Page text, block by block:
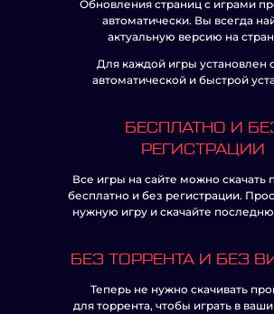
Обновления страниц с играми
автоматически. Вы всегда
актуальную версию на
Для каждой игры установлен
автоматической и быстрой
БЕСПЛАТНО И
РЕГИСТРАЦИИ
Все игры на сайте можно скачать
бесплатно и без регистрации.
нужную игру и скачайте
БЕЗ ТОРРЕНТА И БЕЗ
Теперь не нужно скачивать
для торрента, чтобы играть в